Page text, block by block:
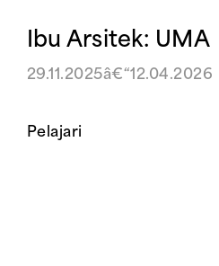
Ibu Arsitek: UMA
29.11.2025â€“12.04.2026
Pelajari